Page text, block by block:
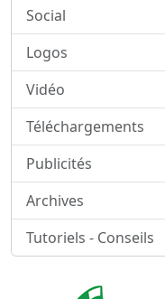
Social
Logos
Vidéo
Téléchargements
Publicités
Archives
Tutoriels - Conseils